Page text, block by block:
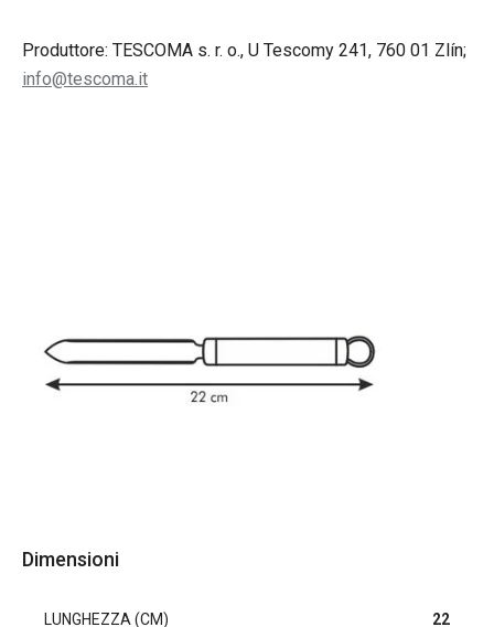
Produttore: TESCOMA s. r. o., U Tescomy 241, 760 01 Zlín;
info@tescoma.it
Dimensioni
LUNGHEZZA (CM) 22